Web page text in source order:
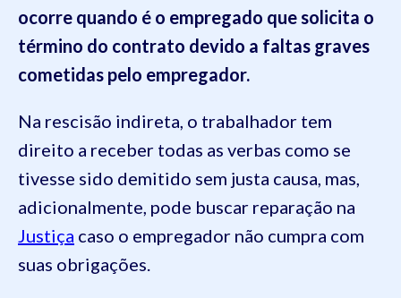
ocorre quando é o empregado que solicita o
término do contrato devido a faltas graves
cometidas pelo empregador.
Na rescisão indireta, o trabalhador tem
direito a receber todas as verbas como se
tivesse sido demitido sem justa causa, mas,
adicionalmente, pode buscar reparação na
Justiça caso o empregador não cumpra com
suas obrigações.